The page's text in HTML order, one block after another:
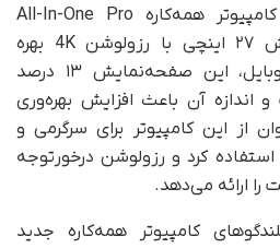
می‌نویسد که کامپیوتر همه‌کاره All-In-One Pro
سامسونگ از صفحه‌نمایش ۲۷ اینچی با رزولوشن 4K بهره
می‌برد. طبق گزارش‌ سم‌موبایل، این صفحه‌نمایش ۱۳ درصد
اندازه‌ آن باعث افزایش بهره‌وری
از این کامپیوتر برای سرگرمی و
کرد و رزولوشن درخورتوجه
ارائه می‌دهد.
کامپیوتر همه‌کاره جدید